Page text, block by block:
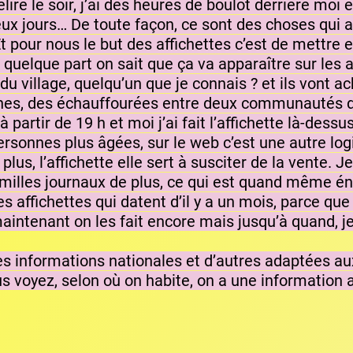
le soir, j’ai des heures de boulot derrière moi
jours… De toute façon, ce sont des choses qui
nous le but des affichettes c’est de mettre
part on sait que ça va apparaître sur les
village, quelqu’un que je connais ? et ils vont
des échauffourées entre deux communautés
de 19 h et moi j’ai fait l’affichette là-
plus âgées, sur le web c’est une autre
l’affichette elle sert à susciter de la vente.
journaux de plus, ce qui est quand même
affichettes qui datent d’il y a un mois, parce
on les fait encore mais jusqu’à quand,
informations nationales et d’autres adaptées
voyez, selon où on habite, on a une information